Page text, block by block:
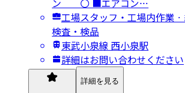
ン 〇 ■エアコン…
工場スタッフ・工場内作業 ·
検査・検品
東武小泉線 西小泉駅
詳細はお問い合わせください
詳細を見る